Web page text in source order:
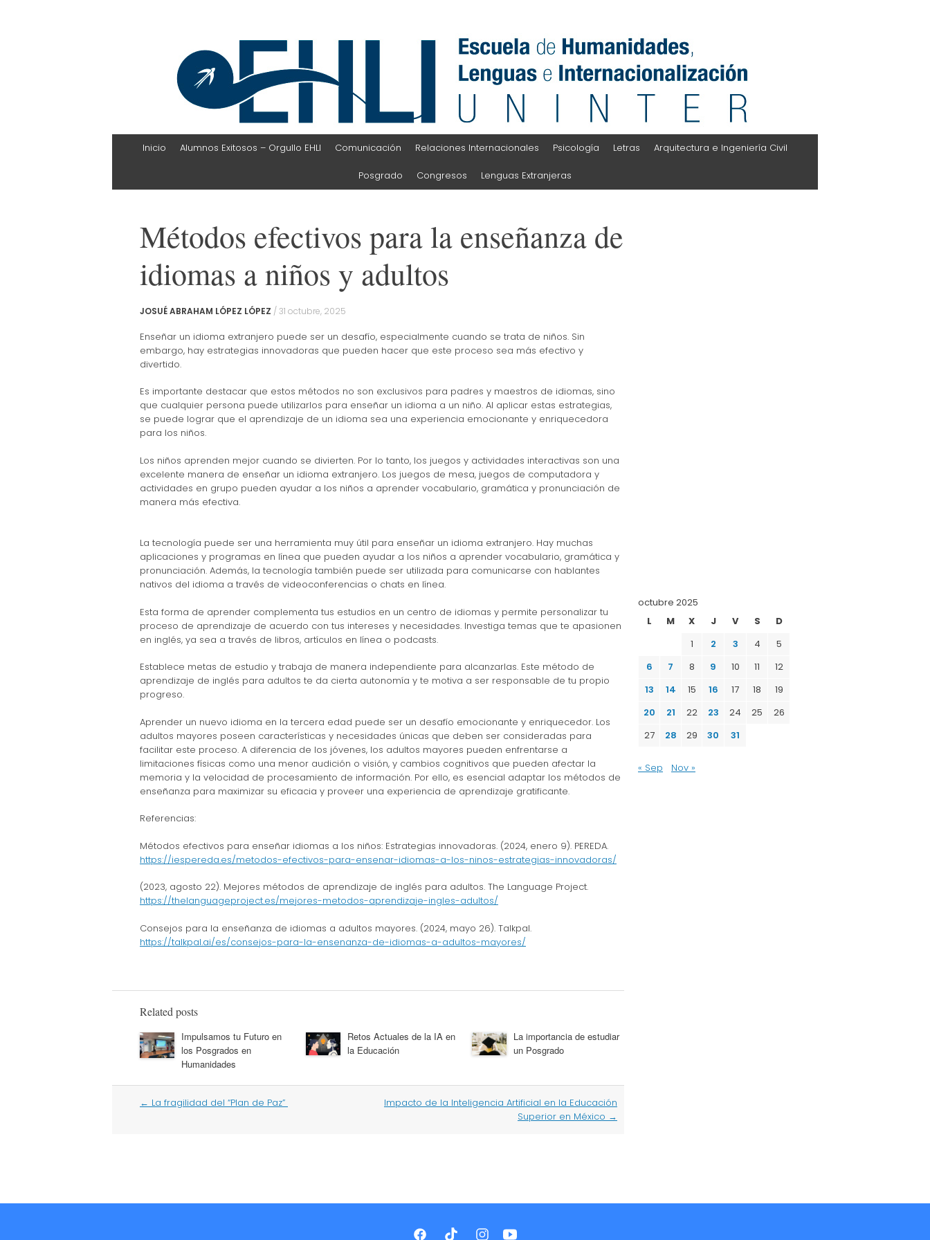
EHLI
UNINTER
Inicio Alumnos Exitosos – Orgullo EHLI Comunicación Relaciones Internacionales Psicología Letras Arquitectura e Ingeniería Civil
Posgrado Congresos Lenguas Extranjeras
Métodos efectivos para la enseñanza de
idiomas a niños y adultos
JOSUÉ ABRAHAM LÓPEZ LÓPEZ /31 octubre, 2025
Enseñar un idioma extranjero puede ser un desafío, especialmente cuando se trata de niños. Sin
embargo, hay estrategias innovadoras que pueden hacer que este proceso sea más efectivo y
divertido.
Es importante destacar que estos métodos no son exclusivos para padres y maestros de idiomas, sino
que cualquier persona puede utilizarlos para enseñar un idioma a un niño. Al aplicar estas estrategias,
se puede lograr que el aprendizaje de un idioma sea una experiencia emocionante y enriquecedora
para los niños.
Los niños aprenden mejor cuando se divierten. Por lo tanto, los juegos y actividades interactivas son una
excelente manera de enseñar un idioma extranjero. Los juegos de mesa, juegos de computadora y
actividades en grupo pueden ayudar a los niños a aprender vocabulario, gramática y pronunciación de
manera más efectiva.
La tecnología puede ser una herramienta muy útil para enseñar un idioma extranjero. Hay muchas
aplicaciones y programas en línea que pueden ayudar a los niños a aprender vocabulario, gramática y
pronunciación. Además, la tecnología también puede ser utilizada para comunicarse con hablantes
nativos del idioma a través de videoconferencias o chats en línea.
Esta forma de aprender complementa tus estudios en un centro de idiomas y permite personalizar tu
proceso de aprendizaje de acuerdo con tus intereses y necesidades. Investiga temas que te apasionen
en inglés, ya sea a través de libros, artículos en línea o podcasts.
Establece metas de estudio y trabaja de manera independiente para alcanzarlas. Este método de
aprendizaje de inglés para adultos te da cierta autonomía y te motiva a ser responsable de tu propio
progreso.
Aprender un nuevo idioma en la tercera edad puede ser un desafío emocionante y enriquecedor. Los
adultos mayores poseen características y necesidades únicas que deben ser consideradas para
facilitar este proceso. A diferencia de los jóvenes, los adultos mayores pueden enfrentarse a
limitaciones físicas como una menor audición o visión, y cambios cognitivos que pueden afectar la
memoria y la velocidad de procesamiento de información. Por ello, es esencial adaptar los métodos de
enseñanza para maximizar su eficacia y proveer una experiencia de aprendizaje gratificante.
Referencias:
Métodos efectivos para enseñar idiomas a los niños: Estrategias innovadoras. (2024, enero 9). PEREDA.
https://iespereda.es/metodos-efectivos-para-ensenar-idiomas-a-los-ninos-estrategias-innovadoras/
(2023, agosto 22). Mejores métodos de aprendizaje de inglés para adultos. The Language Project.
https://thelanguageproject.es/mejores-metodos-aprendizaje-ingles-adultos/
Consejos para la enseñanza de idiomas a adultos mayores. (2024, mayo 26). Talkpal.
https://talkpal.ai/es/consejos-para-la-ensenanza-de-idiomas-a-adultos-mayores/
Related posts
Impulsamos tu Futuro en
los Posgrados en
Humanidades
Retos Actuales de la IA en
la Educación
La importancia de estudiar
un Posgrado
Post
← La fragilidad del “Plan de Paz”
Impacto de la Inteligencia Artificial en la Educación
Superior en México →
octubre 2025
L
M X J V S
D
1
2 3 4
5
6
7 8 9 10 11
12
13
14 15 16 17 18
19
20
21 22 23 24 25
26
27
28 29 30 31
« Sep Nov »